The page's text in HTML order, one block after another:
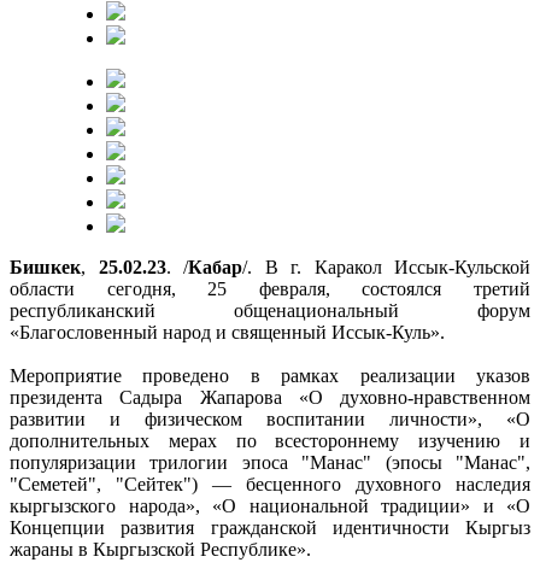
Бишкек, 25.02.23. /Кабар/. В г. Каракол Иссык-Кульской
области сегодня, 25 февраля, состоялся третий
республиканский общенациональный форум
«Благословенный народ и священный Иссык-Куль».
Мероприятие проведено в рамках реализации указов
президента Садыра Жапарова «О духовно-нравственном
развитии и физическом воспитании личности», «О
дополнительных мерах по всестороннему изучению и
популяризации трилогии эпоса "Манас" (эпосы "Манас",
"Семетей", "Сейтек") — бесценного духовного наследия
кыргызского народа», «О национальной традиции» и «О
Концепции развития гражданской идентичности Кыргыз
жараны в Кыргызской Республике».